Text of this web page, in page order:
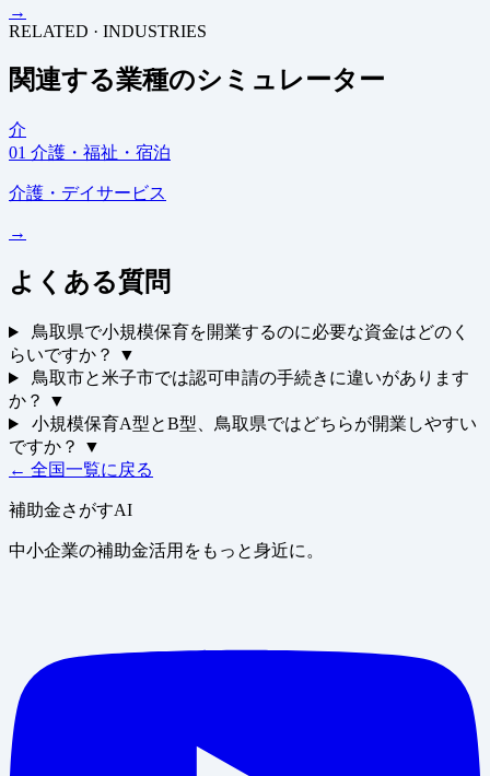
→
RELATED · INDUSTRIES
関連する業種のシミュレーター
介
01 介護・福祉・宿泊
介護・デイサービス
→
よくある質問
鳥取県で小規模保育を開業するのに必要な資金はどのく
らいですか？
▼
鳥取市と米子市では認可申請の手続きに違いがあります
か？
▼
小規模保育A型とB型、鳥取県ではどちらが開業しやすい
ですか？
▼
← 全国一覧に戻る
補助金さがすAI
中小企業の補助金活用をもっと身近に。